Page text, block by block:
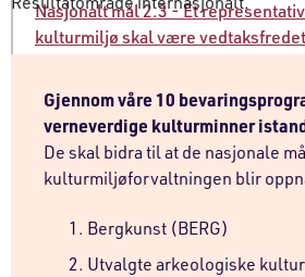
Nasjonalt mål 2.3 - Et
kulturmiljø skal være
Nasjonalt mål 2.4 - Fredete
et ordinært vedlikeholdsnivå
Gjennom våre 10
verneverdige kulturminner
De skal bidra til at de nasjonale
kulturmiljøforvaltningen blir
Bergkunst (BERG)
Utvalgte arkeologiske